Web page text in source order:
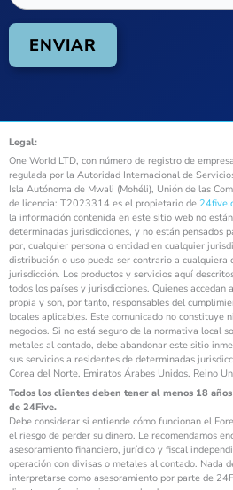
Legal:
One World LTD, con número de registro de
regulada por la Autoridad Internacional de
Isla Autónoma de Mwali (Mohéli), Unión de las
de licencia: T2023314 es el propietario de
la información contenida en este sitio web no
determinadas jurisdicciones, y no están pensados
por, cualquier persona o entidad en cualquier
distribución o uso pueda ser contrario a cualquiera
jurisdicción. Los productos y servicios aquí
todos los países y jurisdicciones. Quienes
propia y son, por tanto, responsables del
locales aplicables. Este comunicado no constituye
negocios. Si no está seguro de la normativa local
metales al contado, debe abandonar este sitio
sus servicios a residentes de determinadas
Corea del Norte, Emiratos Árabes Unidos, Reino
Todos los clientes deben tener al menos 18
de 24Five.
Debe considerar si entiende cómo funcionan el
el riesgo de perder su dinero. Le recomendamos
asesoramiento financiero, jurídico y fiscal
operación con divisas o metales al contado. Nada
interpretarse como asesoramiento por parte de